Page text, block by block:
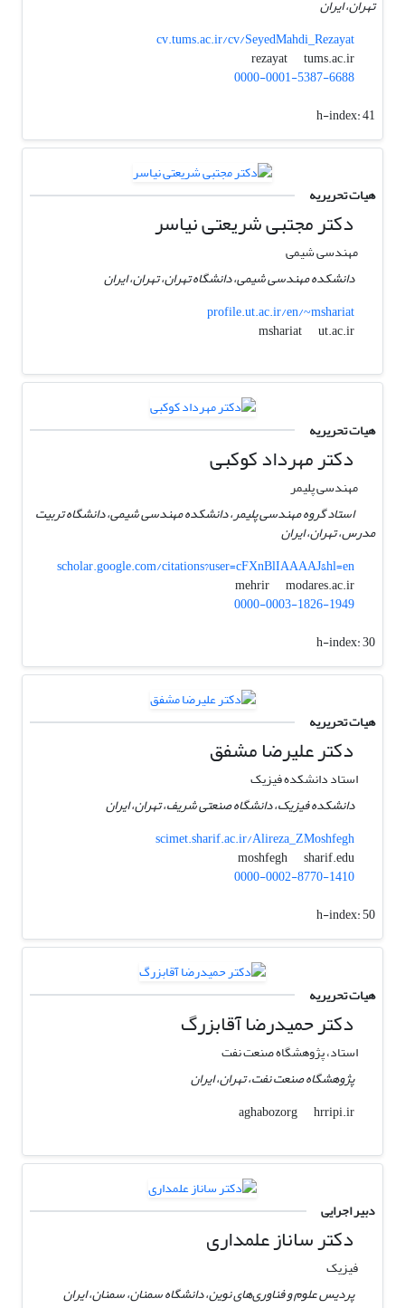
تهران، ایران
cv.tums.ac.ir/cv/SeyedMahdi_Rezayat
rezayat
tums.ac.ir
0000-0001-5387-6688
h-index:41
هیات تحریریه
دکتر مجتبی شریعتی نیاسر
مهندسی شیمی
دانشکده مهندسی شیمی، دانشگاه تهران، تهران، ایران
profile.ut.ac.ir/en/~mshariat
mshariat
ut.ac.ir
هیات تحریریه
دکتر مهرداد کوکبی
مهندسی پلیمر
استاد گروه مهندسی پلیمر، دانشکده مهندسی شیمی، دانشگاه تربیت
مدرس، تهران، ایران
scholar.google.com/citations?user=cFXnBlIAAAAJ&hl=en
mehrir
modares.ac.ir
0000-0003-1826-1949
h-index:30
هیات تحریریه
دکتر علیرضا مشفق
استاد دانشکده فیزیک
دانشکده فیزیک، دانشگاه صنعتی شریف، تهران، ایران
scimet.sharif.ac.ir/Alireza_ZMoshfegh
moshfegh
sharif.edu
0000-0002-8770-1410
h-index:50
هیات تحریریه
دکتر حمیدرضا آقابزرگ
استاد، پژوهشگاه صنعت نفت
پژوهشگاه صنعت نفت، تهران، ایران
aghabozorg
hrripi.ir
دبیر اجرایی
دکتر ساناز علمداری
فیزیک
پردیس علوم و فناوری‌های نوین، دانشگاه سمنان، سمنان، ایران